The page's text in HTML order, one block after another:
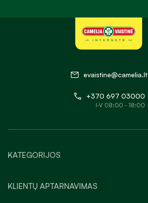
evaistine@camelia.lt
+370 697 03000
I-V 08:00 - 18:00
KATEGORIJOS
KLIENTŲ APTARNAVIMAS